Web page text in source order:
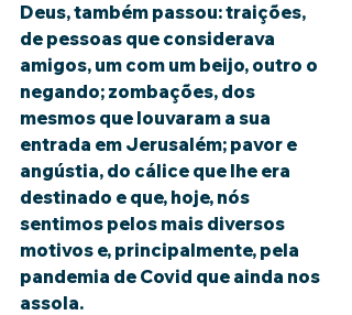
Deus, também passou: traições,
de pessoas que considerava
amigos, um com um beijo, outro o
negando; zombações, dos
mesmos que louvaram a sua
entrada em Jerusalém; pavor e
angústia, do cálice que lhe era
destinado e que, hoje, nós
sentimos pelos mais diversos
motivos e, principalmente, pela
pandemia de Covid que ainda nos
assola.